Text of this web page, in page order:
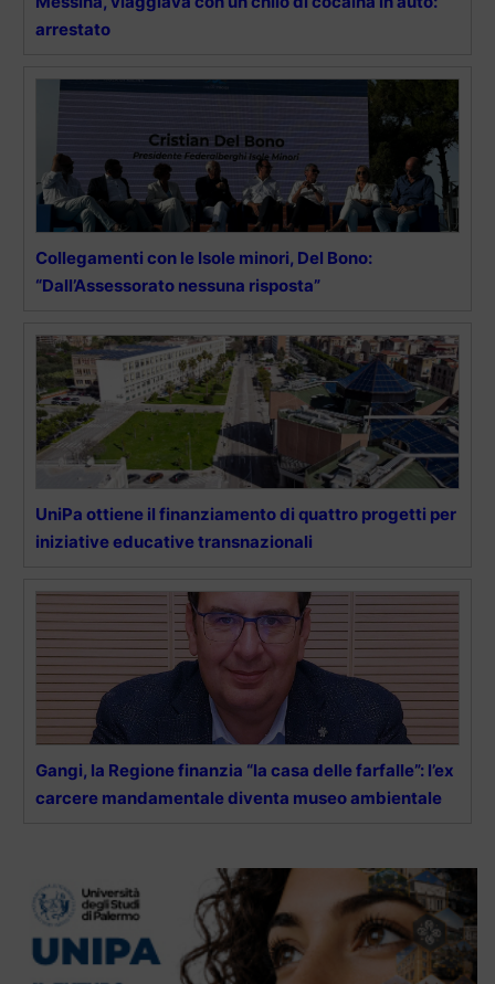
arrestato
Collegamenti con le Isole minori, Del Bono:
“Dall’Assessorato nessuna risposta”
UniPa ottiene il finanziamento di quattro progetti per
iniziative educative transnazionali
Gangi, la Regione finanzia “la casa delle farfalle”: l’ex
carcere mandamentale diventa museo ambientale